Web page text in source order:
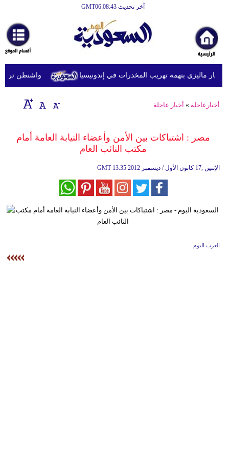
آخر تحديث GMT06:08:43
أخبارعاجلة
رياضة
ثقافة
إقتصاد
وموسيقى
ديكور
واشنطن ترفع ماليزي بتهمة تهريب المخدرات في إندونيسيا
أخبارعاجلة » أخبار عاجلة
مصر : اشتباكات بين الأمن وأعضاء النيابة العامة أمام
مكتب النائب العام
GMT 13:35 2012 الإثنين ,17 كانون الأول / ديسمبر
العرب اليوم